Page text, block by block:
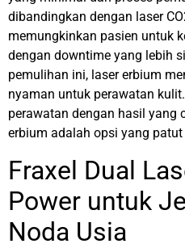
dibandingkan dengan laser
memungkinkan pasien untuk
dengan downtime yang lebih
pemulihan ini, laser erbium
nyaman untuk perawatan
perawatan dengan hasil yang
erbium adalah opsi yang
Fraxel Dual
Power untuk
Noda Usia